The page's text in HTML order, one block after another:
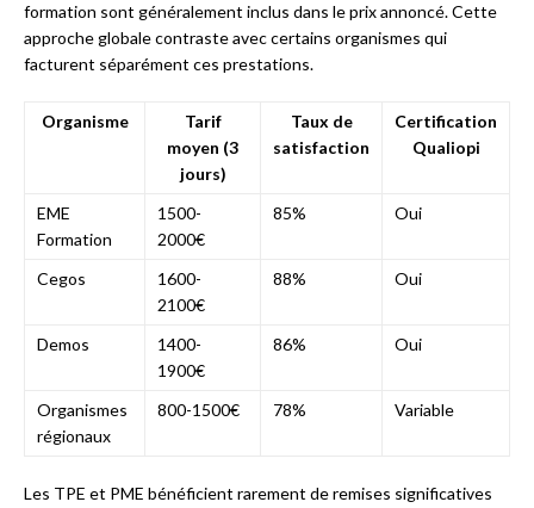
formation sont généralement inclus dans le prix annoncé. Cette
approche globale contraste avec certains organismes qui
facturent séparément ces prestations.
Organisme
Tarif
moyen (3
jours)
Taux de
satisfaction
Certification
Qualiopi
EME
Formation
1500-
2000€
85% Oui
Cegos
1600-
2100€
88% Oui
Demos
1400-
1900€
86% Oui
Organismes
régionaux
800-1500€ 78% Variable
Les TPE et PME bénéficient rarement de remises significatives